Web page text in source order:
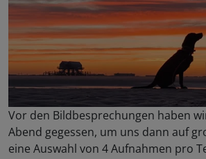
Vor den Bildbesprechungen haben
Abend gegessen, um uns dann auf
eine Auswahl von 4 Aufnahmen pro